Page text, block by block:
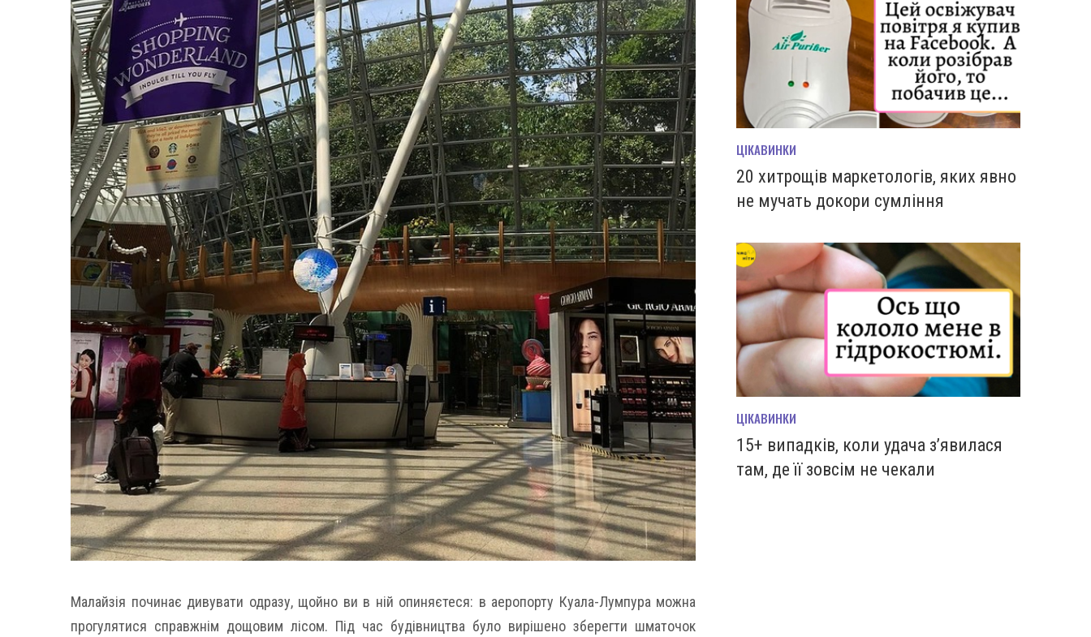
Малайзія починає дивувати одразу, щойно ви в ній опиняєтеся: в аеропорту Куала-Лумпура можна
прогулятися справжнім дощовим лісом. Під час будівництва було вирішено зберегти шматочок
ЦІКАВИНКИ
20 хитрощів маркетологів, яких явно
не мучать докори сумління
ЦІКАВИНКИ
15+ випадків, коли удача з’явилася
там, де її зовсім не чекали